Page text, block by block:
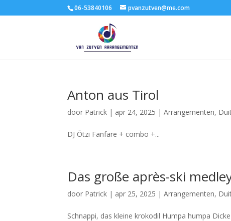
06-53840106 pvanzutven@me.com
Anton aus Tirol
door Patrick | apr 24, 2025 |Arrangementen,
DJ Ötzi Fanfare + combo +...
Das große après-ski
door Patrick | apr 25, 2025 |Arrangementen,
Schnappi, das kleine krokodil Humpa humpa